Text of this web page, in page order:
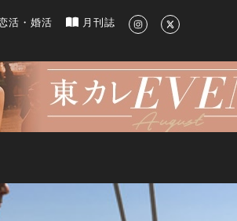
ルメ、洗練されたライフスタイル情報
活・婚活 月刊誌